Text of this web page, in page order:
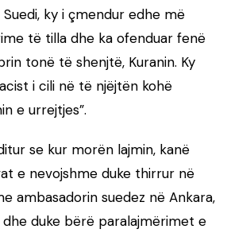
Suedi, ky i çmendur edhe më
të tilla dhe ka ofenduar fenë
tonë të shenjtë, Kuranin. Ky
i cili në të njëjtën kohë
e urrejtjes”.
se kur morën lajmin, kanë
e nevojshme duke thirrur në
ambasadorin suedez në Ankara,
duke bërë paralajmërimet e